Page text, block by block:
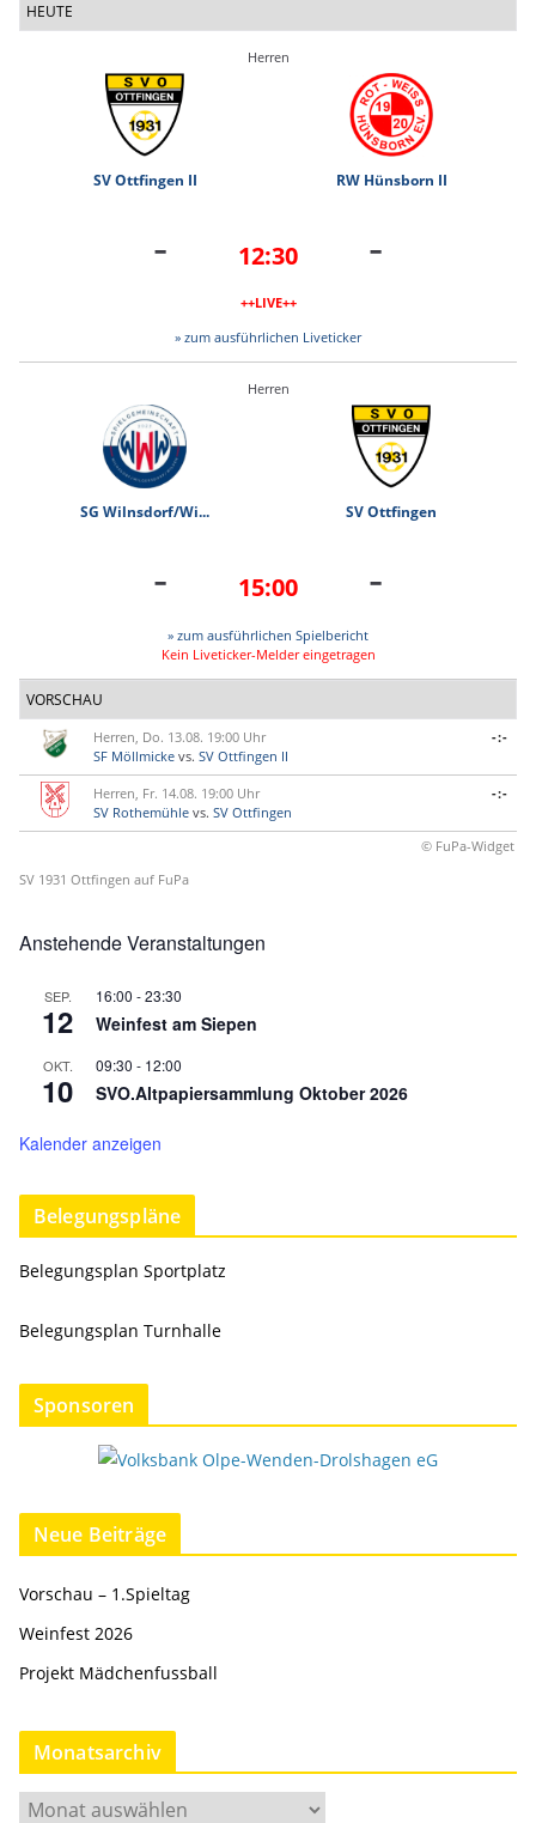
HEUTE
Herren
SV Ottfingen II RW Hünsborn II
- 12:30
++LIVE++
-
» zum ausführlichen Liveticker
Herren
SG Wilnsdorf/Wi... SV Ottfingen
- 15:00 -
» zum ausführlichen Spielbericht
Kein Liveticker-Melder eingetragen
VORSCHAU
Herren, Do. 13.08. 19:00 Uhr
SF Möllmicke vs. SV Ottfingen II
-:-
Herren, Fr. 14.08. 19:00 Uhr
SV Rothemühle vs. SV Ottfingen
-:-
© FuPa-Widget
SV 1931 Ottfingen auf FuPa
Anstehende Veranstaltungen
SEP.
12
16:00 -23:30
Weinfest am Siepen
OKT.
10
09:30 - 12:00
SVO.Altpapiersammlung Oktober 2026
Kalender anzeigen
Belegungspläne
Belegungsplan Sportplatz
Belegungsplan Turnhalle
Sponsoren
Neue Beiträge
Vorschau – 1.Spieltag
Weinfest 2026
Projekt Mädchenfussball
Monatsarchiv
M